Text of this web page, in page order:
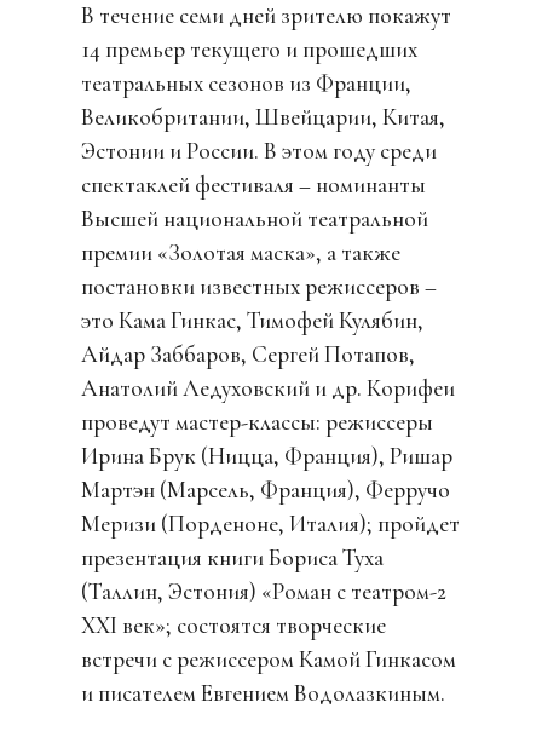
В течение семи дней зрителю покажут
14 премьер текущего и прошедших
театральных сезонов из Франции,
Великобритании, Швейцарии, Китая,
Эстонии и России. В этом году среди
спектаклей фестиваля – номинанты
Высшей национальной театральной
премии «Золотая маска», а также
постановки известных режиссеров –
это Кама Гинкас, Тимофей Кулябин,
Айдар Заббаров, Сергей Потапов,
Анатолий Ледуховский и др. Корифеи
проведут мастер-классы: режиссеры
Ирина Брук (Ницца, Франция), Ришар
Мартэн (Марсель, Франция), Ферручо
Меризи (Порденоне, Италия); пройдет
презентация книги Бориса Туха
(Таллин, Эстония) «Роман с театром-2
XXI век»; состоятся творческие
встречи с режиссером Камой Гинкасом
и писателем Евгением Водолазкиным.